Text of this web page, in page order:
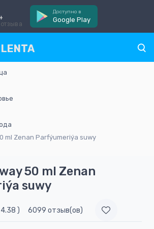
Доступно в
Google Play
LENTA
ml Zenan Parfýumeriýa suwy
50 ml Zenan
suwy
) 6099 отзыв(ов)